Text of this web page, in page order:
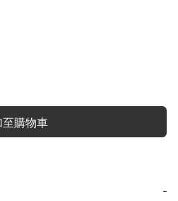
至購物車
−